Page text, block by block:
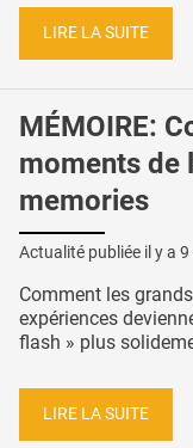
LIRE LA SUITE
MÉMOIRE:
moments de
memories
Actualité publiée il y a 9
Comment les
expériences
flash » plus
LIRE LA SUITE